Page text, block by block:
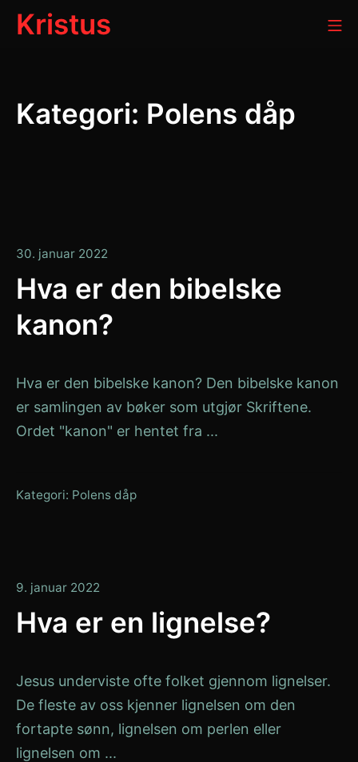
Kristus
Kategori: Polens dåp
30. januar 2022
2022
Hva er den bibelske
kanon?
Hva er den bibelske kanon? Den bibelske kanon
er samlingen av bøker som utgjør Skriftene.
Ordet "kanon" er hentet fra ...
Kategori: Polens dåp
9. januar 2022
2022
Hva er en lignelse?
Jesus underviste ofte folket gjennom lignelser.
De fleste av oss kjenner lignelsen om den
fortapte sønn, lignelsen om perlen eller
lignelsen om ...